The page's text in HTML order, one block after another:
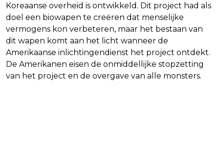
Koreaanse overheid is ontwikkeld. Dit project had als
doel een biowapen te creëren dat menselijke
vermogens kon verbeteren, maar het bestaan van
dit wapen komt aan het licht wanneer de
Amerikaanse inlichtingendienst het project ontdekt.
De Amerikanen eisen de onmiddellijke stopzetting
van het project en de overgave van alle monsters.